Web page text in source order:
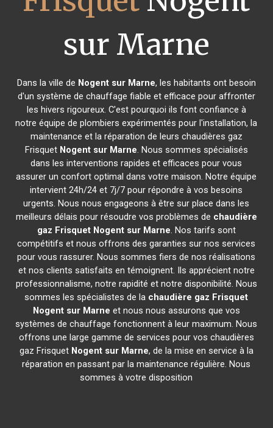
sur Marne
Dans la ville de Nogent sur Marne, les habitants ont besoin
d'un système de chauffage fiable et efficace pour affronter
les hivers rigoureux. C'est pourquoi ils font confiance à
notre équipe de plombiers expérimentés pour l'installation, la
maintenance et la réparation de leurs chaudières gaz
Frisquet Nogent sur Marne. Nous sommes spécialisés
dans les interventions rapides et efficaces pour vous
assurer un confort optimal dans votre maison. Notre équipe
intervient 24h/24 et 7j/7 pour répondre à vos besoins
urgents. Nous nous engageons à être sur place dans les
meilleurs délais pour résoudre vos problèmes de chaudière
gaz Frisquet Nogent sur Marne. Nos tarifs sont
compétitifs et nous offrons des garanties sur nos services
pour vous rassurer. Nous sommes fiers de nos réalisations
et nos clients satisfaits en témoignent. Ils apprécient notre
professionnalisme, notre rapidité et notre disponibilité. Nous
sommes les spécialistes de la chaudière gaz Frisquet
Nogent sur Marne et nous nous assurons que vos
systèmes de chauffage fonctionnent à leur maximum. Nous
offrons une large gamme de services pour vos chaudières
gaz Frisquet Nogent sur Marne, de la mise en service à la
réparation en passant par la maintenance régulière. Nous
sommes à votre disposition